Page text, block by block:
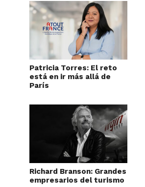
Patricia Torres: El reto
está en ir más allá de
París
Richard Branson: Grandes
empresarios del turismo